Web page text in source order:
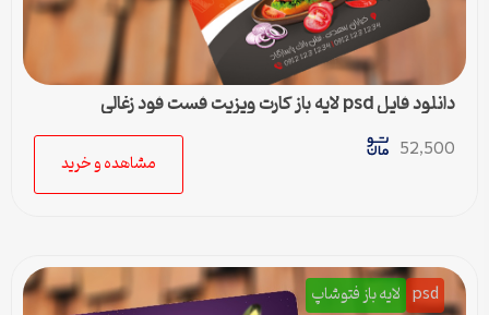
دانلود فایل psd لایه باز کارت ویزیت فست فود زغالی
52,500
مشاهده و خرید
psd لایه باز فتوشاپ